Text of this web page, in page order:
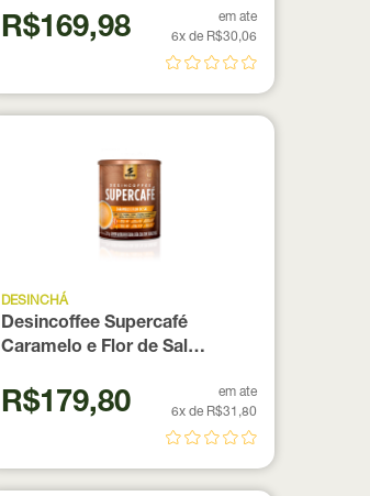
R$169,98
em ate
6x de R$30,06
DESINCHÁ
Desincoffee Supercafé
Caramelo e Flor de Sal
R$179,80
em ate
6x de R$31,80